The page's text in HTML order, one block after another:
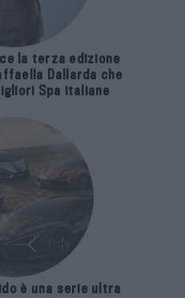
la terza edizione
Dallarda che
Spa italiane
è una serie ultra